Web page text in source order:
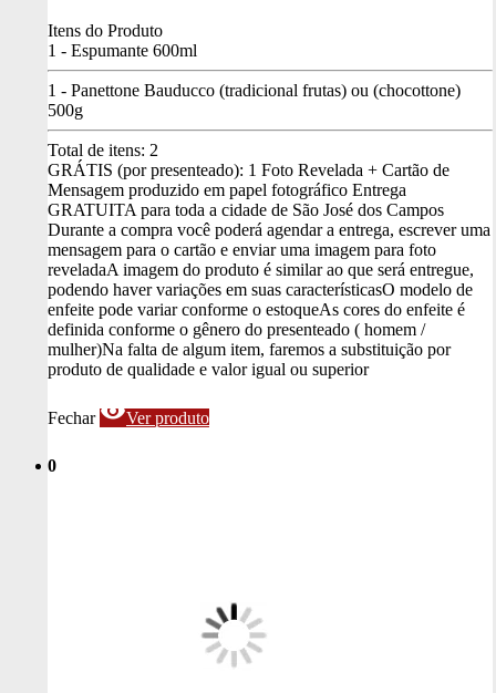
Itens do Produto
1 - Espumante 600ml
1 - Panettone Bauducco (tradicional frutas) ou (chocottone)
500g
Total de itens: 2
GRÁTIS (por presenteado): 1 Foto Revelada + Cartão de
Mensagem produzido em papel fotográfico Entrega
GRATUITA para toda a cidade de São José dos Campos
Durante a compra você poderá agendar a entrega, escrever uma
mensagem para o cartão e enviar uma imagem para foto
reveladaA imagem do produto é similar ao que será entregue,
podendo haver variações em suas característicasO modelo de
enfeite pode variar conforme o estoqueAs cores do enfeite é
definida conforme o gênero do presenteado ( homem /
mulher)Na falta de algum item, faremos a substituição por
produto de qualidade e valor igual ou superior
Fechar visibilityVer produto
0